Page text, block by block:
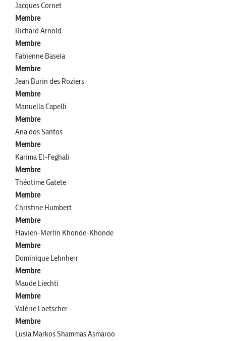
Jacques Cornet
Membre
Richard Arnold
Membre
Fabienne Baseia
Membre
Jean Burin des Roziers
Membre
Manuella Capelli
Membre
Ana dos Santos
Membre
Karima El-Feghali
Membre
Théotime Gatete
Membre
Christine Humbert
Membre
Flavien-Merlin Khonde-Khonde
Membre
Dominique Lehnherr
Membre
Maude Liechti
Membre
Valérie Loetscher
Membre
Lusia Markos Shammas Asmaroo